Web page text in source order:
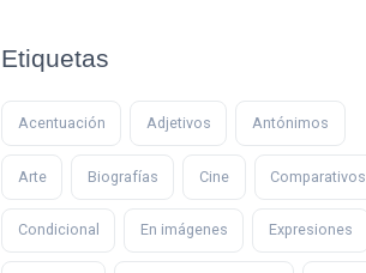
Etiquetas
Acentuación Adjetivos Antónimos
Arte Biografías Cine Comparativos
Condicional En imágenes Expresiones